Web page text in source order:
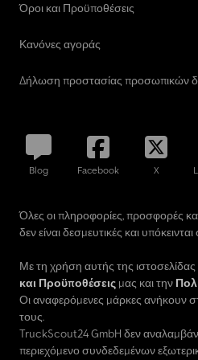
package (3x USB / 2x 230V sockets)
refrigerator 84L * Dometic S7P
rear * Extension rails in rear
Metallic" * Design line “Cherry Style
documents, and handover
Όροι και Προϋποθέσεις
Κανόνες αγοράς
Δήλωση προστασίας προσωπικών
Blog Facebook X
Όλες οι πληροφορίες, προσφορές
δεν είναι δεσμευτικές και
Με τη χρήση αυτής της
και Προϋποθέσεις μας και την
Οι αναφερόμενες μάρκες ανήκουν
τους.
TruckScout24 GmbH δεν
περιεχόμενο συνδεδεμένων